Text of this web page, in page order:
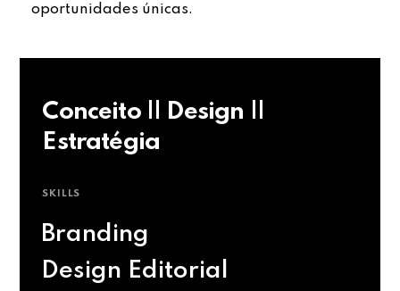
oportunidades únicas.
Conceito || Design ||
Estratégia
SKILLS
Branding
Design Editorial